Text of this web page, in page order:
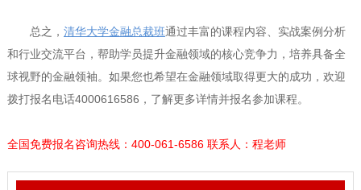
总之， 清华大学金融总裁班通过丰富的课程内容、实战案例分析
和行业交流平台，帮助学员提升金融领域的核心竞争力，培养具备全
球视野的金融领袖。如果您也希望在金融领域取得更大的成功，欢迎
拨打报名电话4000616586，了解更多详情并报名参加课程。
全国免费报名咨询热线：400-061-6586 联系人：程老师